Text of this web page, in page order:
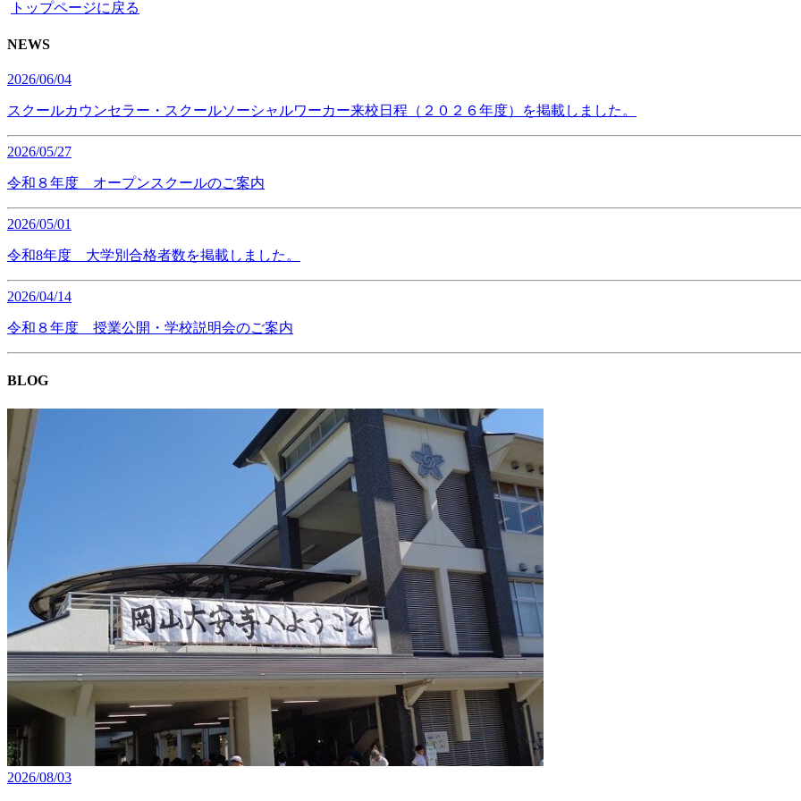
トップページに戻る
NEWS
2026/06/04
スクールカウンセラー・スクールソーシャルワーカー来校日程（２０２６年度）を掲載しました。
2026/05/27
令和８年度 オープンスクールのご案内
2026/05/01
令和8年度 大学別合格者数を掲載しました。
2026/04/14
令和８年度 授業公開・学校説明会のご案内
BLOG
2026/08/03